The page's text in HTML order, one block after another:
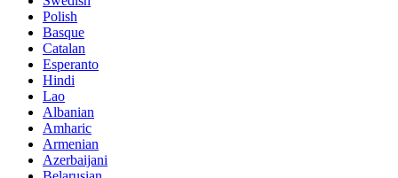
Polish
Basque
Catalan
Esperanto
Hindi
Lao
Albanian
Amharic
Armenian
Azerbaijani